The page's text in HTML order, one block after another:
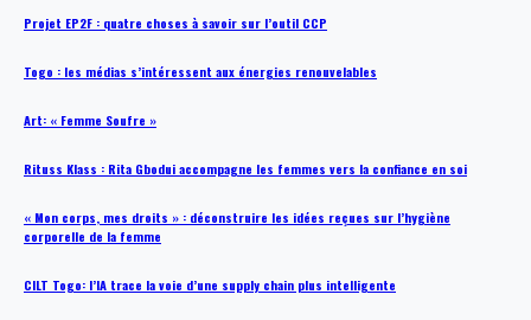
Projet EP2F : quatre choses à savoir sur l’outil CCP
Togo : les médias s’intéressent aux énergies renouvelables
Art: « Femme Soufre »
Rituss Klass : Rita Gbodui accompagne les femmes vers la confiance en soi
« Mon corps, mes droits » : déconstruire les idées reçues sur l’hygiène
corporelle de la femme
CILT Togo: l’IA trace la voie d’une supply chain plus intelligente